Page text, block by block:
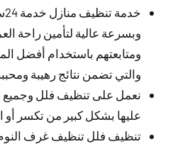
وبسرعة عالية لتأمين راحة
ومتابعتهم باستخدام أفضل
والتي تضمن نتائج رهيبة
نعمل على تنظيف فلل وجميع
عليها بشكل كبير من تكسر أو
تنظيف فلل تنظيف غرف النوم